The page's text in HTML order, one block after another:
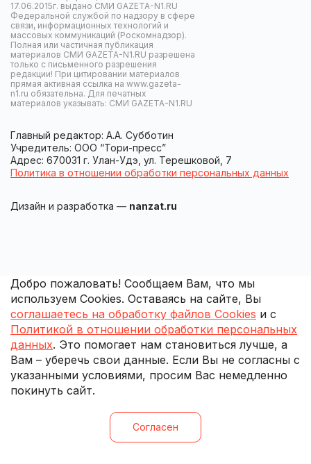
17.06.2015г. выдано СМИ GAZETA-N1.RU
Федеральной службой по надзору в сфере
связи, информационных технологий и
массовых коммуникаций (Роскомнадзор).
Полная или частичная публикация
материалов СМИ GAZETA-N1.RU разрешена
только с письменного разрешения
редакции! При цитировании материалов
прямая активная ссылка на www.gazeta-
n1.ru обязательна. Для печатных
материалов указывать: СМИ GAZETA-N1.RU
Главный редактор: А.А. Субботин
Учредитель: ООО “Тори-пресс”
Адрес: 670031 г. Улан-Удэ, ул. Терешковой, 7
Политика в отношении обработки персональных данных
Дизайн и разработка — nanzat.ru
Добро пожаловать! Сообщаем Вам, что мы
используем Cookies. Оставаясь на сайте, Вы
соглашаетесь на обработку файлов Cookies и с
Политикой в отношении обработки персональных
данных. Это помогает нам становиться лучше, а
Вам – уберечь свои данные. Если Вы не согласны с
указанными условиями, просим Вас немедленно
покинуть сайт.
Согласен